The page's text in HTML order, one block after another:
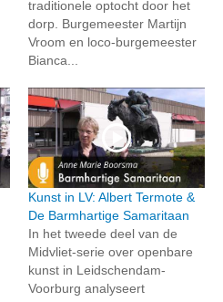
traditionele optocht door het
dorp. Burgemeester Martijn
Vroom en loco-burgemeester
Bianca...
Kunst in LV: Albert Termote &
De Barmhartige Samaritaan
In het tweede deel van de
Midvliet-serie over openbare
kunst in Leidschendam-
Voorburg analyseert